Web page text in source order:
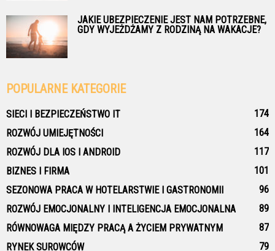
JAKIE UBEZPIECZENIE JEST NAM POTRZEBNE,
GDY WYJEŻDŻAMY Z RODZINĄ NA WAKACJE?
POPULARNE KATEGORIE
SIECI I BEZPIECZEŃSTWO IT
174
ROZWÓJ UMIEJĘTNOŚCI
164
ROZWÓJ DLA IOS I ANDROID
117
BIZNES I FIRMA
101
SEZONOWA PRACA W HOTELARSTWIE I GASTRONOMII
96
ROZWÓJ EMOCJONALNY I INTELIGENCJA EMOCJONALNA
89
RÓWNOWAGA MIĘDZY PRACĄ A ŻYCIEM PRYWATNYM
87
RYNEK SUROWCÓW
79